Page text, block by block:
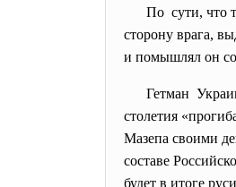
По сути, что
сторону врага,
и помышлял он
Гетман
столетия
Мазепа своими
составе
будет в итоге